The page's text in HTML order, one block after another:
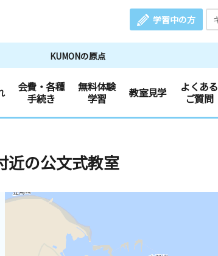
学習中の方
KUMONの原点
会費・各種
手続き
無料体験
学習
教室見学
よくある
ご質問
近の公文式教室